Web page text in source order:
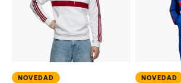
NOVEDAD NOVEDAD